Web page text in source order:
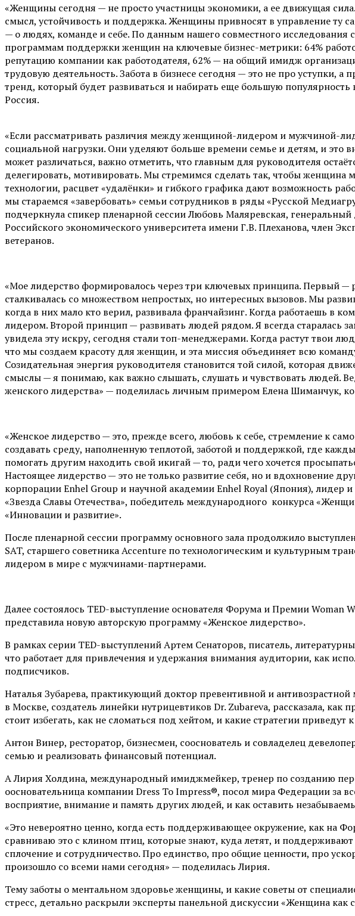
«Женщины сегодня — не просто участницы экономики, а ее движущая
смысл, устойчивость и поддержка. Женщины привносят в управление ту
— о людях, команде и себе. По данным нашего совместного
программам поддержки женщин на ключевые бизнес-метрики: 64%
репутацию компании как работодателя, 62% — на общий имидж
трудовую деятельность. Забота в бизнесе сегодня — это не про уступки,
тренд, который будет развиваться и набирать еще большую
Россия.
«Если рассматривать различия между женщиной-лидером и мужчиной-
социальной нагрузки. Они уделяют больше времени семье и детям, и
может различаться, важно отметить, что главным для руководителя
делегировать, мотивировать. Мы стремимся сделать так, чтобы
технологии, расцвет «удалёнки» и гибкого графика дают возможность
мы стараемся «завербовать» семьи сотрудников в ряды «Русской
подчеркнула спикер пленарной сессииЛюбовь Маляревская, генеральный
Российского экономического университета имени Г.В. Плеханова, член
ветеранов.
«Мое лидерство формировалось через три ключевых принципа. Первый —
сталкивалась со множеством непростых, но интересных вызовов. Мы
когда в них мало кто верил, развивала франчайзинг. Когда работаешь в
лидером. Второй принцип — развивать людей рядом. Я всегда старалась
увидела эту искру, сегодня стали топ-менеджерами. Когда растут твои
что мы создаем красоту для женщин, и эта миссия объединяет всю
Созидательная энергия руководителя становится той силой, которая
смыслы — я понимаю, как важно слышать, слушать и чувствовать людей.
женского лидерства» — поделилась личным примеромЕлена Шиманчук,
«Женское лидерство — это, прежде всего, любовь к себе, стремление к
создавать среду, наполненную теплотой, заботой и поддержкой, где
помогать другим находить свой икигай — то, ради чего хочется
Настоящее лидерство — это не только развитие себя, но и вдохновение
корпорации Enhel Group и научной академии Enhel Royal (Япония), лидер
«Звезда Славы Отечества», победитель международного конкурса
«Инновации и развитие».
После пленарной сессии программу основного зала продолжило
SAT, старшего советника Accenture по технологическим и культурным
лидером в мире с мужчинами-партнерами.
Далее состоялось TED-выступление основателя Форума и Премии
представила новую авторскую программу «Женское лидерство».
В рамках серии TED-выступленийАртем Сенаторов, писатель,
что работает для привлечения и удержания внимания аудитории, как
подписчиков.
Наталья Зубарева, практикующий доктор превентивной и
в Москве, создатель линейки нутрицевтиков Dr. Zubareva, рассказала,
стоит избегать, как не сломаться под хейтом, и какие стратегии приведут к
Антон Винер, ресторатор, бизнесмен, сооснователь и совладелец
семью и реализовать финансовый потенциал.
АЛирия Холдина, международный имиджмейкер, тренер по созданию
оосновательница компании Dress To Impress®️, посол мира Федерации
восприятие, внимание и память других людей, и как оставить
«Это невероятно ценно, когда есть поддерживающее окружение, как на
сравниваю это с клином птиц, которые знают, куда летят, и
сплочение и сотрудничество. Про единство, про общие ценности, про
произошло со всеми нами сегодня» — поделилась Лирия.
Тему заботы о ментальном здоровье женщины, и какие советы от
стресс, детально раскрыли эксперты панельной дискуссии «Женщина как